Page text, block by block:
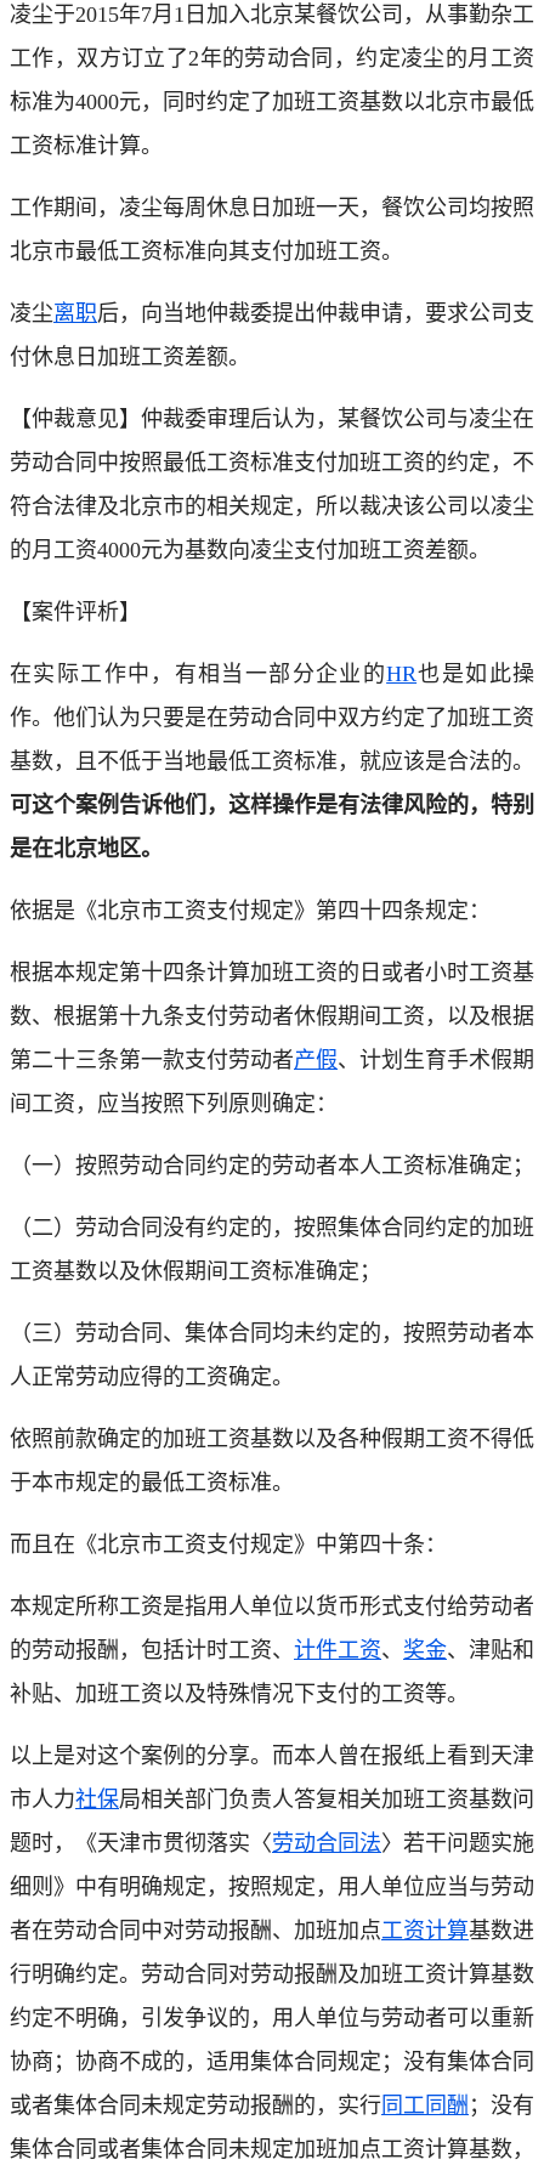
凌尘于2015年7月1日加入北京某餐饮公司，从事勤杂工
工作，双方订立了2年的劳动合同，约定凌尘的月工资
标准为4000元，同时约定了加班工资基数以北京市最低
工资标准计算。
工作期间，凌尘每周休息日加班一天，餐饮公司均按照
北京市最低工资标准向其支付加班工资。
凌尘离职后，向当地仲裁委提出仲裁申请，要求公司支
付休息日加班工资差额。
【仲裁意见】仲裁委审理后认为，某餐饮公司与凌尘在
劳动合同中按照最低工资标准支付加班工资的约定，不
符合法律及北京市的相关规定，所以裁决该公司以凌尘
的月工资4000元为基数向凌尘支付加班工资差额。
【案件评析】
在实际工作中，有相当一部分企业的HR也是如此操
作。他们认为只要是在劳动合同中双方约定了加班工资
基数，且不低于当地最低工资标准，就应该是合法的。
可这个案例告诉他们，这样操作是有法律风险的，特别
是在北京地区。
依据是《北京市工资支付规定》第四十四条规定：
根据本规定第十四条计算加班工资的日或者小时工资基
数、根据第十九条支付劳动者休假期间工资，以及根据
第二十三条第一款支付劳动者产假、计划生育手术假期
间工资，应当按照下列原则确定：
（一）按照劳动合同约定的劳动者本人工资标准确定；
（二）劳动合同没有约定的，按照集体合同约定的加班
工资基数以及休假期间工资标准确定；
（三）劳动合同、集体合同均未约定的，按照劳动者本
人正常劳动应得的工资确定。
依照前款确定的加班工资基数以及各种假期工资不得低
于本市规定的最低工资标准。
而且在《北京市工资支付规定》中第四十条：
本规定所称工资是指用人单位以货币形式支付给劳动者
的劳动报酬，包括计时工资、 计件工资、 奖金、津贴和
补贴、加班工资以及特殊情况下支付的工资等。
以上是对这个案例的分享。而本人曾在报纸上看到天津
市人力社保局相关部门负责人答复相关加班工资基数问
题时，《天津市贯彻落实〈劳动合同法〉若干问题实施
细则》中有明确规定，按照规定，用人单位应当与劳动
者在劳动合同中对劳动报酬、加班加点工资计算基数进
行明确约定。劳动合同对劳动报酬及加班工资计算基数
约定不明确，引发争议的，用人单位与劳动者可以重新
协商；协商不成的，适用集体合同规定；没有集体合同
或者集体合同未规定劳动报酬的，实行同工同酬 ；没有
集体合同或者集体合同未规定加班加点工资计算基数，